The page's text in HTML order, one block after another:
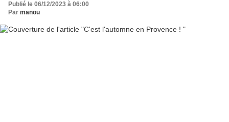
Publié le 06/12/2023 à 06:00
Par manou